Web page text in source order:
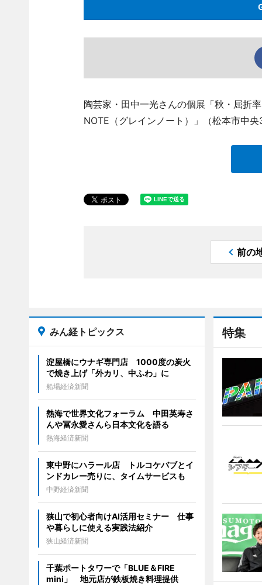
陶芸家・田中一光さんの個展「秋・屈折
NOTE（グレインノート）」（松本市中
前の
特集
みん経トピックス
淀屋橋にウナギ専門店 1000度の炭火
で焼き上げ「外カリ、中ふわ」に
船場経済新聞
熱海で世界文化フォーラム 中田英寿さ
んや冨永愛さんら日本文化を語る
熱海経済新聞
東中野にハラール店 トルコケバブとイ
ンドカレー売りに、タイムサービスも
中野経済新聞
狭山で初心者向けAI活用セミナー 仕事
や暮らしに使える実践法紹介
狭山経済新聞
千葉ポートタワーで「BLUE＆FIRE
mini」 地元店が鉄板焼き料理提供